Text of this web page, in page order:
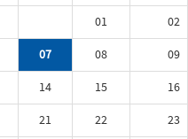
01
02
07 08
09
14 15
16
21 22
23